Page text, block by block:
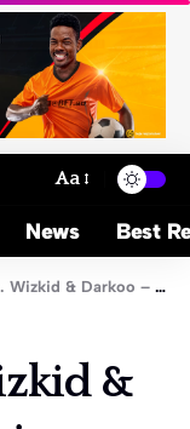
Aa
News Best
– Billionaires Club (Download)
&